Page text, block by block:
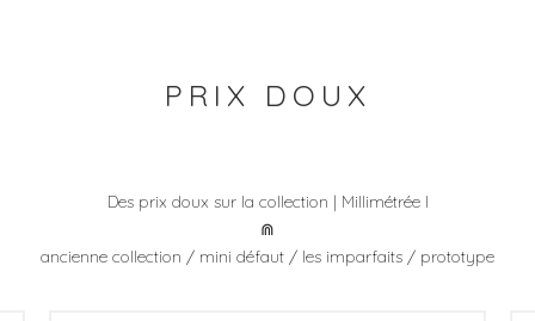
PRIX DOUX
Des prix doux sur la collection | Millimétrée l
⋒
ancienne collection / mini défaut / les imparfaits / prototype